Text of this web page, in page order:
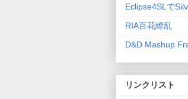
Eclipse4SLで
RIA百花繚乱
D&D Mashup
リンクリスト